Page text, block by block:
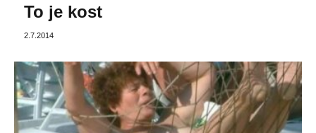
To je kost
2.7.2014